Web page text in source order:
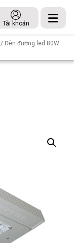
Tài khoản
/ Đèn đường led 80W